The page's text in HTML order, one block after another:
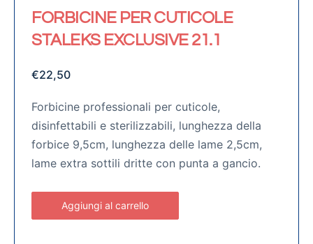
FORBICINE PER CUTICOLE
STALEKS EXCLUSIVE 21.1
€22,50
Forbicine professionali per cuticole,
disinfettabili e sterilizzabili, lunghezza della
forbice 9,5cm, lunghezza delle lame 2,5cm,
lame extra sottili dritte con punta a gancio.
Aggiungi al carrello